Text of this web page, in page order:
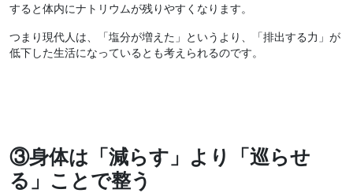
すると体内にナトリウムが残りやすくなります。
つまり現代人は、「塩分が増えた」というより、「排出する力」が
低下した生活になっているとも考えられるのです。
③身体は「減らす」より「巡らせ
る」ことで整う